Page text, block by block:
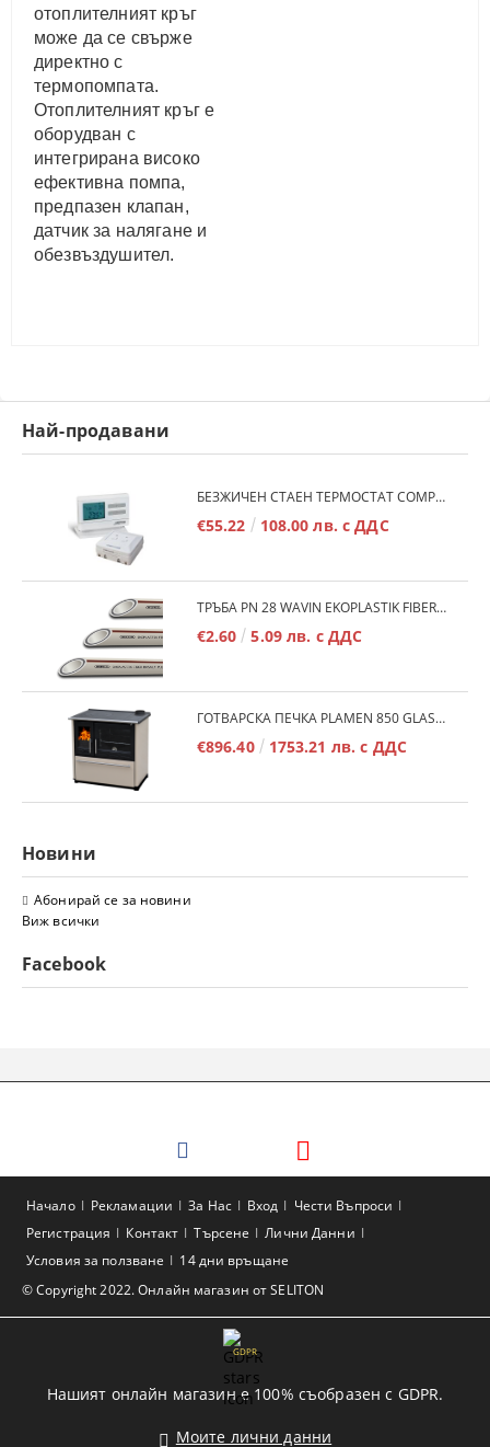
отоплителният кръг
може да се свърже
директно с
термопомпата.
Отоплителният кръг е
оборудван с
интегрирана високо
ефективна помпа,
предпазен клапан,
датчик за налягане и
обезвъздушител.
Най-продавани
БЕЗЖИЧЕН СТАЕН ТЕРМОСТАТ COMPUTHERM Q7RF
€55.22 108.00 лв. с ДДС
ТРЪБА PN 28 WAVIN EKOPLASTIK FIBER BASALT PLUS - 3М/БР.
€2.60 5.09 лв. с ДДС
ГОТВАРСКА ПЕЧКА PLAMEN 850 GLAS 11KW
€896.40 1753.21 лв. с ДДС
Новини
Абонирай се за новини
Виж всички
Facebook
© Copyright 2022. Онлайн магазин от SELITON
Начало Рекламации За Нас Вход
Чести Въпроси
Регистрация
Контакт Търсене
Лични Данни
Условия за ползване
14 дни връщане
GDPR
Нашият онлайн магазин е 100% съобразен с GDPR.
Моите лични данни